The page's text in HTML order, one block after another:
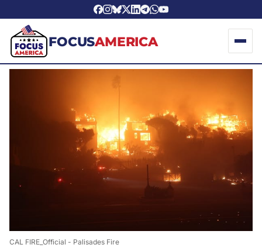
FOCUSAMERICA
CAL FIRE_Official - Palisades Fire